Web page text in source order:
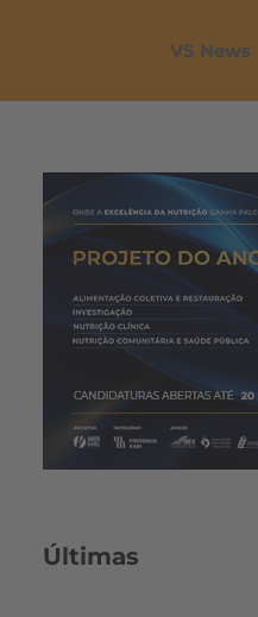
VS News
Últimas